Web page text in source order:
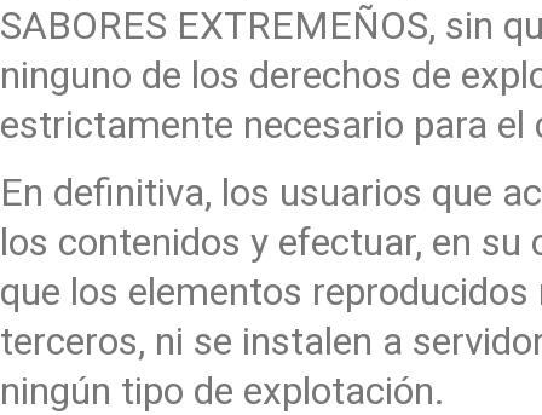
SABORES EXTREMEÑOS, sin
ninguno de los derechos de
estrictamente necesario para el
En definitiva, los usuarios que
los contenidos y efectuar, en
que los elementos
terceros, ni se instalen a
ningún tipo de explotación.